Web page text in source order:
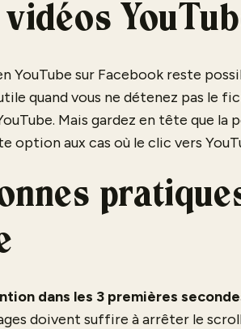
YouTube sur Facebook reste
quand vous ne détenez pas le
Mais gardez en tête que
option aux cas où le clic vers
dans les 3 premières
doivent suffire à arrêter le